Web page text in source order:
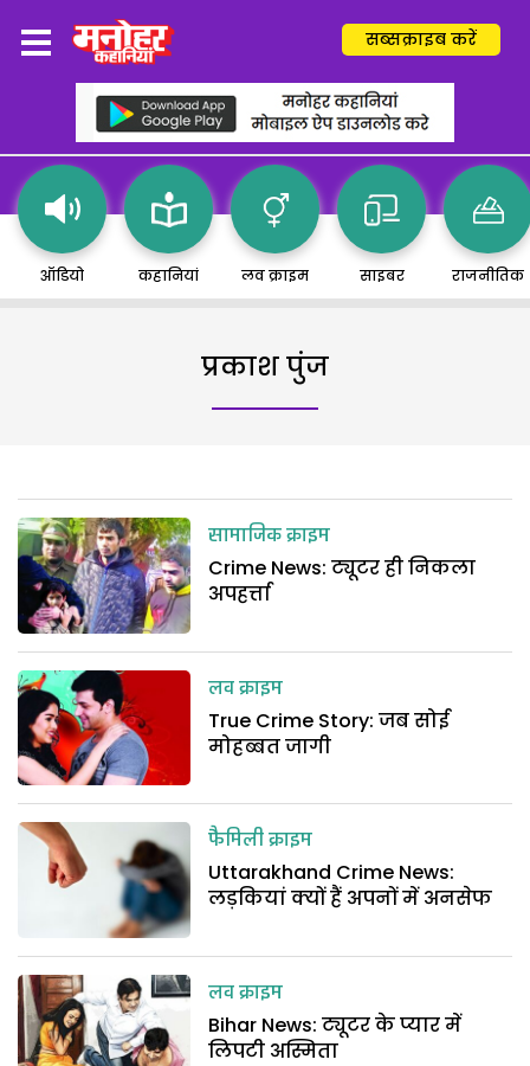
सब्सक्राइब करें
ऑडियो कहानियां लव क्राइम साइबर राजनीतिक
प्रकाश पुंज
सामाजिक क्राइम
Crime News: ट्यूटर ही निकला
अपहर्त्ता
लव क्राइम
True Crime Story: जब सोई
मोहब्बत जागी
फैमिली क्राइम
Uttarakhand Crime News:
लड़कियां क्यों हैं अपनों में अनसेफ
लव क्राइम
Bihar News: ट्यूटर के प्यार में
लिपटी अस्मिता